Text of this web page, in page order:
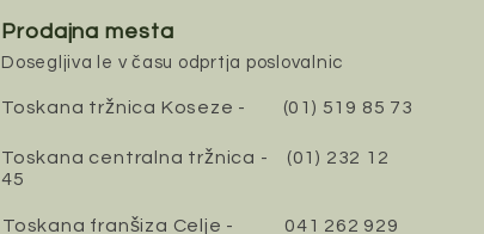
Prodajna mesta
Dosegljiva le v času odprtja poslovalnic
Toskana tržnica Koseze - (01) 519 85 73
Toskana centralna tržnica - (01) 232 12
45
Toskana franšiza Celje -041 262 929